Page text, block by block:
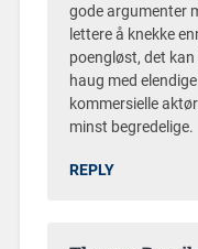
gode argumenter
lettere å knekke
poengløst, det
haug med
kommersielle
minst begredelige.
REPLY